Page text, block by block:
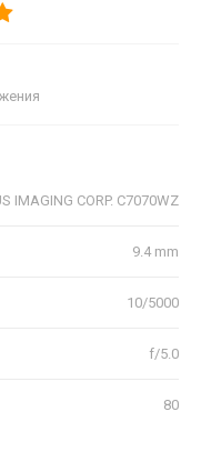
IMAGING CORP. C7070WZ
9.4 mm
10/5000
f/5.0
80